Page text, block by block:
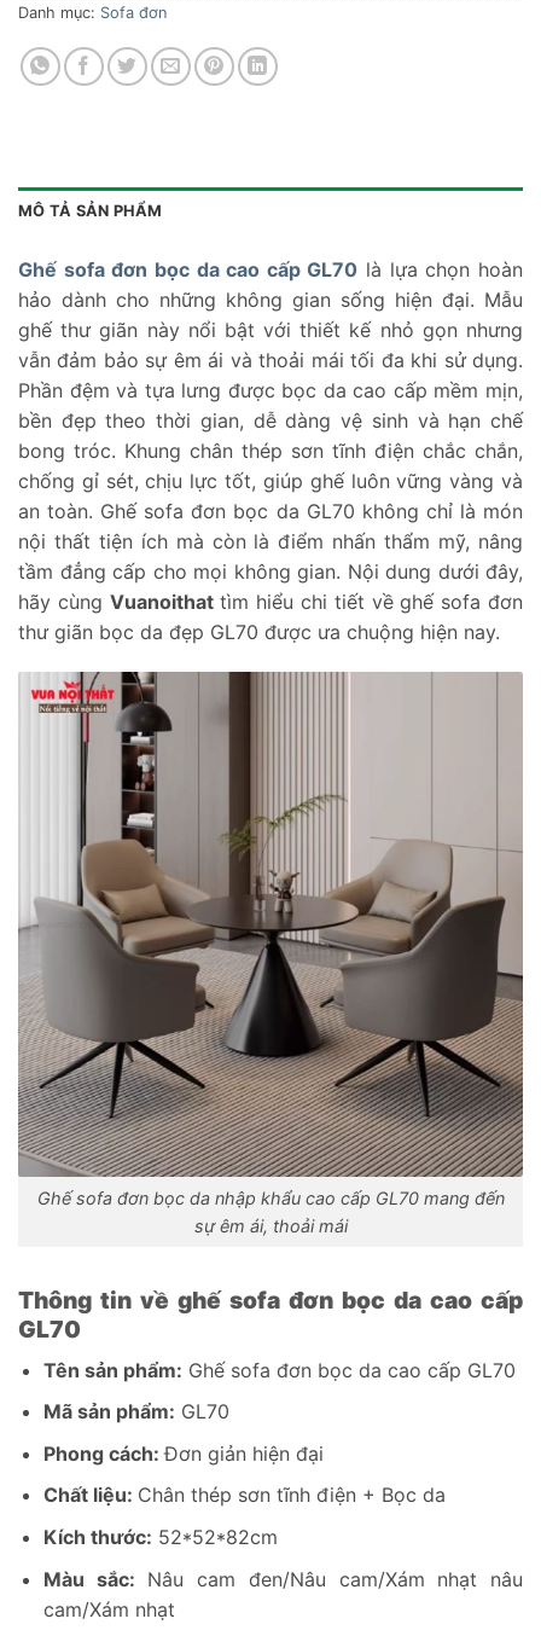
Danh mục: Sofa đơn
MÔ TẢ SẢN PHẨM
Ghế sofa đơn bọc da cao cấp GL70 là lựa chọn hoàn
hảo dành cho những không gian sống hiện đại. Mẫu
ghế thư giãn này nổi bật với thiết kế nhỏ gọn nhưng
vẫn đảm bảo sự êm ái và thoải mái tối đa khi sử dụng.
Phần đệm và tựa lưng được bọc da cao cấp mềm mịn,
bền đẹp theo thời gian, dễ dàng vệ sinh và hạn chế
bong tróc. Khung chân thép sơn tĩnh điện chắc chắn,
chống gỉ sét, chịu lực tốt, giúp ghế luôn vững vàng và
an toàn. Ghế sofa đơn bọc da GL70 không chỉ là món
nội thất tiện ích mà còn là điểm nhấn thẩm mỹ, nâng
tầm đẳng cấp cho mọi không gian. Nội dung dưới đây,
hãy cùng Vuanoithattìm hiểu chi tiết về ghế sofa đơn
thư giãn bọc da đẹp GL70 được ưa chuộng hiện nay.
Ghế sofa đơn bọc da nhập khẩu cao cấp GL70 mang đến
sự êm ái, thoải mái
Thông tin về ghế sofa đơn bọc da cao cấp
GL70
Tên sản phẩm: Ghế sofa đơn bọc da cao cấp GL70
Mã sản phẩm: GL70
Phong cách:Đơn giản hiện đại
Chất liệu: Chân thép sơn tĩnh điện + Bọc da
Kích thước: 52*52*82cm
Màu sắc: Nâu cam đen/Nâu cam/Xám nhạt nâu
cam/Xám nhạt